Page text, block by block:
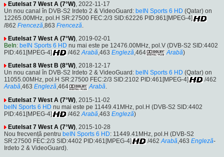
Eutelsat 7 West A (7°W), 2022-11-17
Un nou canal în DVB-S2 Irdeto 2 & VideoGuard: beIN Sports 6 HD (Qatar) on
12265.00MHz, pol.H SR:27500 FEC:2/3 SID:62226 PID:861[MPEG-4]
/862 Frenceză ,863 Frenceză
Eutelsat 7 West A (7°W) , 2019-02-01
BeIn: beIN Sports 6 HD nu mai este pe 12476.00MHz, pol.V (DVB-S2 SID:4402
PID:461[MPEG-4]
/462 Arabă ,463 Engleză ,464 Arabă)
Eutelsat 8 West B (8°W), 2018-12-17
Un nou canal în DVB-S2 Irdeto 2 & VideoGuard: beIN Sports 6 HD (Qatar) on
11055.00MHz, pol.H SR:27500 FEC:2/3 SID:2102 PID:461[MPEG-4]
/462
Arabă,463 Engleză,464 Arabă.
Eutelsat 7 West A (7°W) , 2015-11-02
beIN Sports 6 HD nu mai este pe 11449.41MHz, pol.H (DVB-S2 SID:4402
PID:461[MPEG-4]
/462 Arabă ,463 Engleză)
Eutelsat 7 West A (7°W), 2015-10-28
Nou frecvență pentru beIN Sports 6 HD: 11449.41MHz, pol.H (DVB-S2
SR:27500 FEC:2/3 SID:4402 PID:461[MPEG-4]
/462 Arabă,463 Engleză-
Irdeto 2 & VideoGuard).